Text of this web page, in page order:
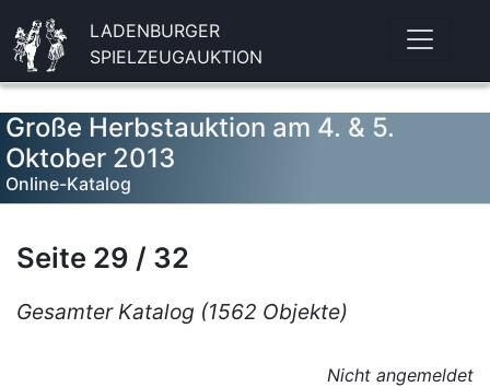
LADENBURGER
SPIELZEUGAUKTION
Große Herbstauktion am 4. & 5.
Oktober 2013
Online-Katalog
Seite 29 / 32
Gesamter Katalog (1562 Objekte)
Nicht angemeldet